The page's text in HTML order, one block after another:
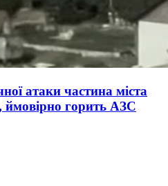
атаки частина міста
ймовірно горить АЗС